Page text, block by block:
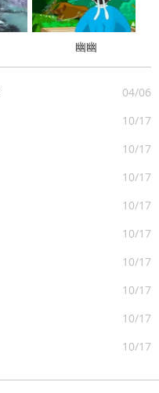
幽幽
04/06
10/17
10/17
10/17
10/17
10/17
10/17
10/17
10/17
10/17